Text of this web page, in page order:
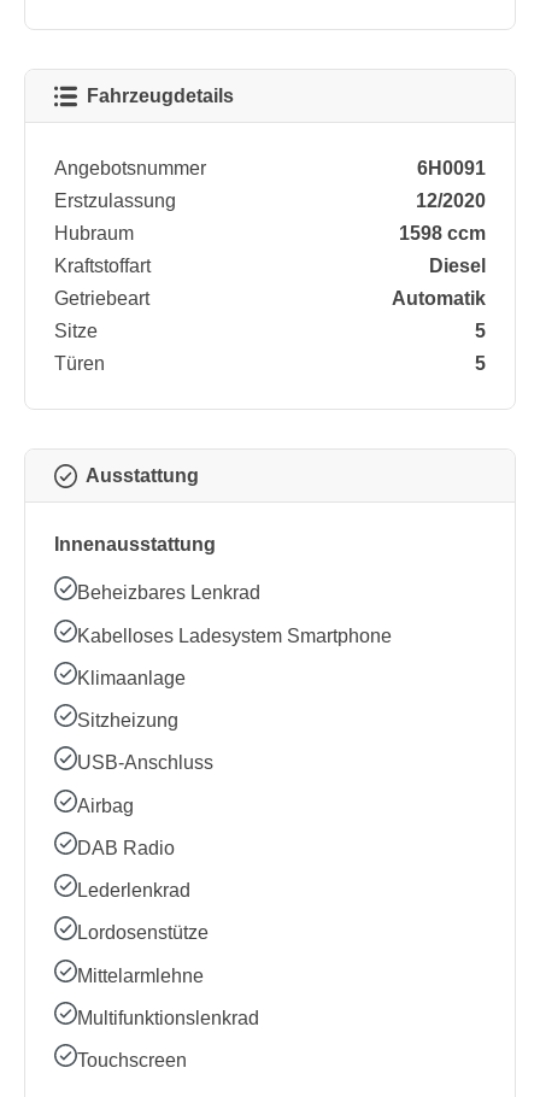
Fahrzeugdetails
Angebotsnummer
6H0091
Erstzulassung
12/2020
Hubraum
1598 ccm
Kraftstoffart
Diesel
Getriebeart
Automatik
Sitze
5
Türen
5
Ausstattung
Innenausstattung
Beheizbares Lenkrad
Kabelloses Ladesystem Smartphone
Klimaanlage
Sitzheizung
USB-Anschluss
Airbag
DAB Radio
Lederlenkrad
Lordosenstütze
Mittelarmlehne
Multifunktionslenkrad
Touchscreen